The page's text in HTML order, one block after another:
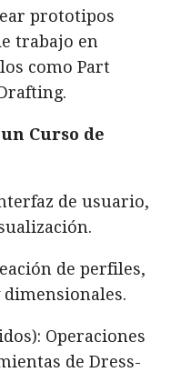
prototipos
trabajo en
como Part
Curso de
de usuario,
de perfiles,
Operaciones
de Dress-